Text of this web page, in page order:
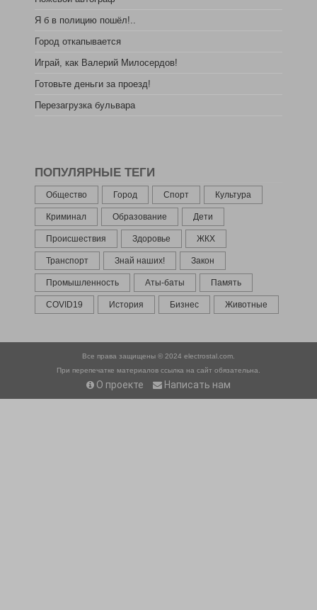
Я б в полицию пошёл!..
Город откапывается
Играй, как Валерий Милосердов!
Готовьте деньги за проезд!
Перезагрузка бульвара
ПОПУЛЯРНЫЕ ТЕГИ
Общество Город Спорт Культура
Криминал Образование Дети
Происшествия Здоровье ЖКХ
Транспорт Знай наших! Закон
Промышленность Аты-баты Память
COVID19 История Бизнес Животные
Все права защищены © 2024 electrostal.com.
При перепечатке материалов ссылка на сайт обязательна.
О проекте Написать нам